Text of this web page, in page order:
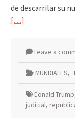
de descarrilar su
[…]
Leave a
MUNDIALES,
Donald Trump,
judicial,